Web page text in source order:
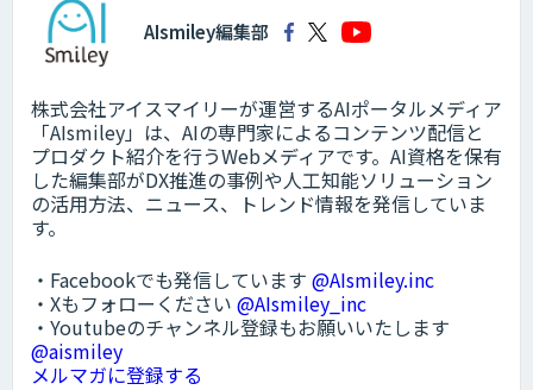
AIsmiley編集部
株式会社アイスマイリーが運営するAIポータルメディア
「AIsmiley」は、AIの専門家によるコンテンツ配信と
プロダクト紹介を行うWebメディアです。AI資格を保有
した編集部がDX推進の事例や人工知能ソリューション
の活用方法、ニュース、トレンド情報を発信していま
す。
・Facebookでも発信しています @AIsmiley.inc
・Xもフォローください @AIsmiley_inc
・Youtubeのチャンネル登録もお願いいたします
@aismiley
メルマガに登録する